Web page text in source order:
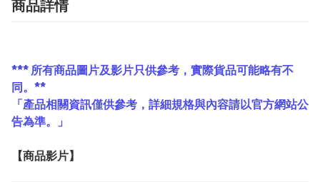
商品詳情
*** 所有商品圖片及影片只供參考，實際貨品可能略有不
同。**
「產品相關資訊僅供參考，詳細規格與內容請以官方網站公
告為準。」
【商品影片】